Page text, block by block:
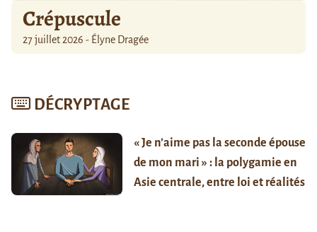
Crépuscule
27 juillet 2026 - Élyne Dragée
DÉCRYPTAGE
« Je n’aime pas la seconde épouse
de mon mari » : la polygamie en
Asie centrale, entre loi et réalités